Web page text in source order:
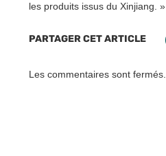
les produits issus du Xinjiang. »
PARTAGER CET ARTICLE
Les commentaires sont fermés.